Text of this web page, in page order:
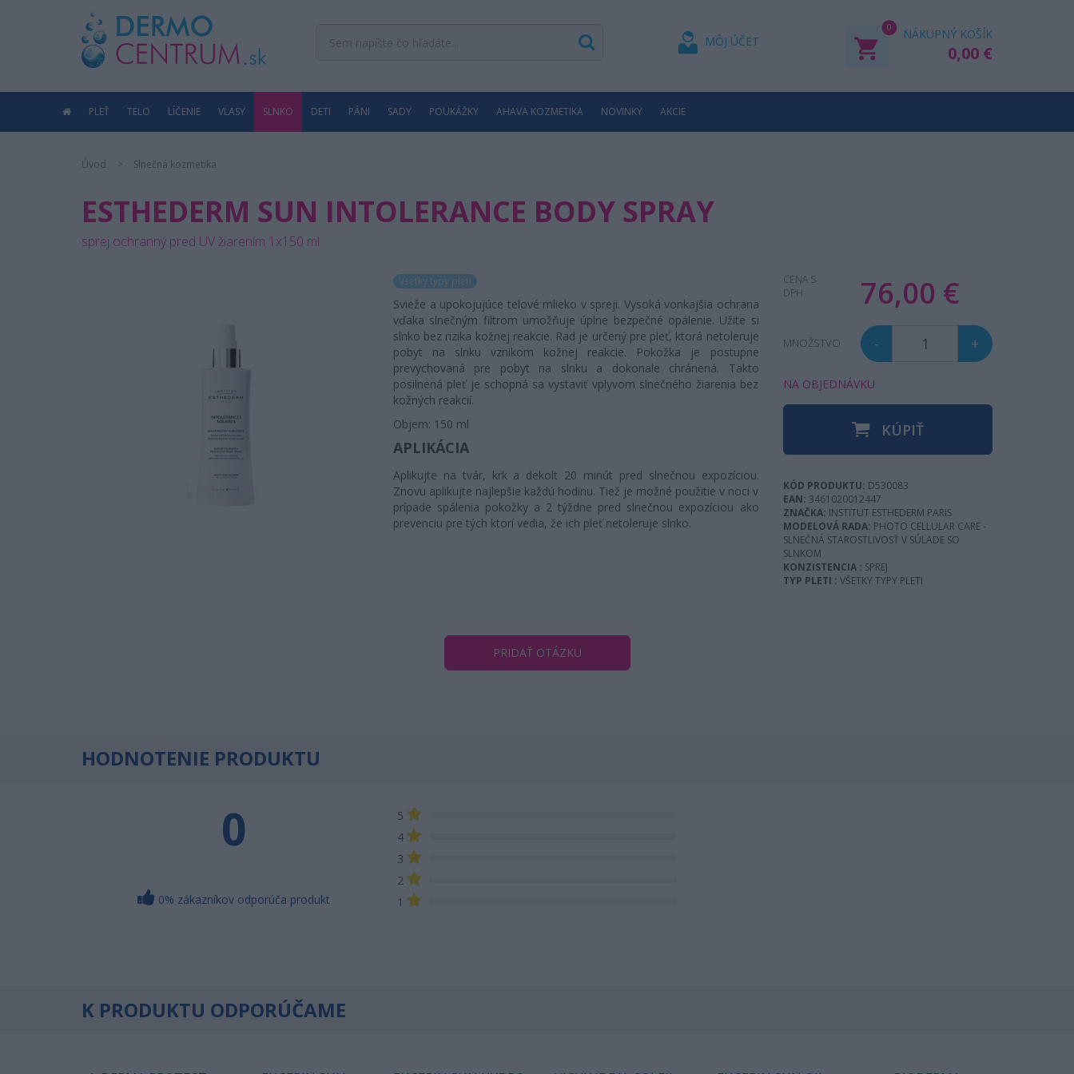
MÔJ ÚČET NÁKUPNÝ KOŠÍK
0,00 €
0
PLEŤ TELO LÍČENIE VLASY SLNKO DETI PÁNI SADY POUKÁŽKY AHAVA KOZMETIKA NOVINKY AKCIE
Úvod Slnečná kozmetika
ESTHEDERM SUN INTOLERANCE BODY SPRAY
sprej ochranný pred UV žiarením 1x150 ml
Všetky typy pleti
Svieže a upokojujúce telové mlieko v spreji. Vysoká vonkajšia ochrana
vďaka slnečným filtrom umožňuje úplne bezpečné opálenie. Užite si
slnko bez rizika kožnej reakcie. Rad je určený pre pleť, ktorá netoleruje
pobyt na slnku vznikom kožnej reakcie. Pokožka je postupne
prevychovaná pre pobyt na slnku a dokonale chránená. Takto
posilnená pleť je schopná sa vystaviť vplyvom slnečného žiarenia bez
kožných reakcií.
Objem: 150 ml
APLIKÁCIA
Aplikujte na tvár, krk a dekolt 20 minút pred slnečnou expozíciou.
Znovu aplikujte najlepšie každú hodinu. Tiež je možné použitie v noci v
prípade spálenia pokožky a 2 týždne pred slnečnou expozíciou ako
prevenciu pre tých ktorí vedia, že ich pleť netoleruje slnko.
CENA S
DPH
76,00 €
MNOŽSTVO - +
NA OBJEDNÁVKU
KÚPIŤ
KÓD PRODUKTU: D530083
EAN: 3461020012447
ZNAČKA: INSTITUT ESTHEDERM PARIS
MODELOVÁ RADA: PHOTO CELLULAR CARE -
SLNEČNÁ STAROSTLIVOSŤ V SÚLADE SO
SLNKOM
KONZISTENCIA : SPREJ
TYP PLETI : VŠETKY TYPY PLETI
PRIDAŤ OTÁZKU
HODNOTENIE PRODUKTU
0
0% zákazníkov odporúča produkt
5
4
3
2
1
K PRODUKTU ODPORÚČAME